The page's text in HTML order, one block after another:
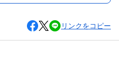
リンクをコピー